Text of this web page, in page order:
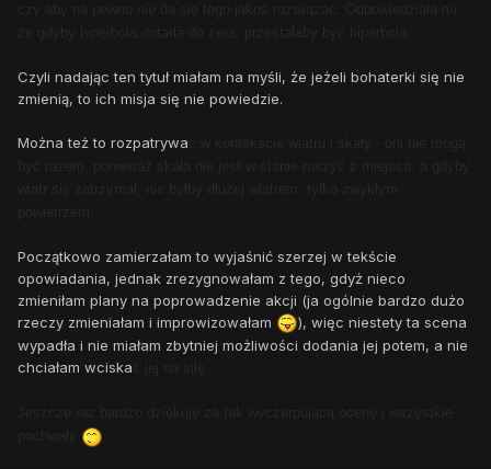
Czyli nadając ten tytuł miałam na myśli, że jeżeli bohaterki się nie
zmienią, to ich misja się nie powiedzie.
Można też to rozpatrywa
Początkowo zamierzałam to wyjaśnić szerzej w tekście
opowiadania, jednak zrezygnowałam z tego, gdyż nieco
zmieniłam plany na poprowadzenie akcji (ja ogólnie bardzo dużo
rzeczy zmieniałam i improwizowałam
), więc niestety ta scena
wypadła i nie miałam zbytniej możliwości dodania jej potem, a nie
chciałam wciska